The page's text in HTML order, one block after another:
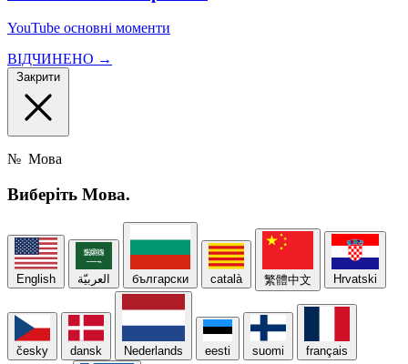
YouTube основні моменти
ВІДЧИНЕНО →
Закрити
№ Мова
Виберіть Мова.
English العربيّة български català 繁體中文 Hrvatski
česky dansk Nederlands eesti suomi français